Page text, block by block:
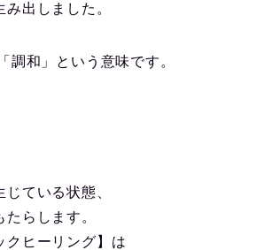
出しました。
調和」という意味です。
ている状態、
らします。
クヒーリング】は